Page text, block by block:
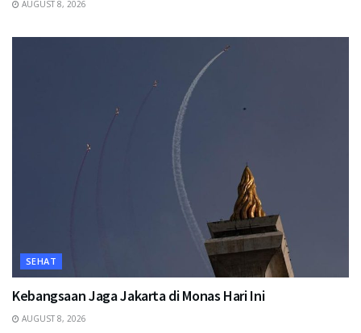
AUGUST 8, 2026
SEHAT
Kebangsaan Jaga Jakarta di Monas Hari Ini
AUGUST 8, 2026